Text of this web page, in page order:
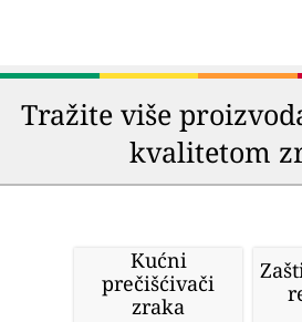
Tražite više
kvalitetom
Kućni
prečišćivači
zraka